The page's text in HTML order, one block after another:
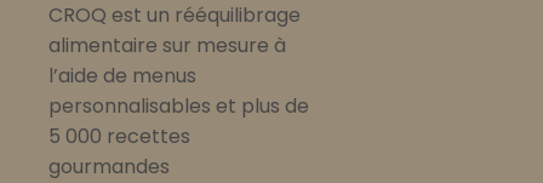
CROQ est un rééquilibrage
alimentaire sur mesure à
l’aide de menus
personnalisables et plus de
5 000 recettes
gourmandes